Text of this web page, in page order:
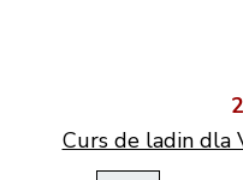
Curs de ladin dla